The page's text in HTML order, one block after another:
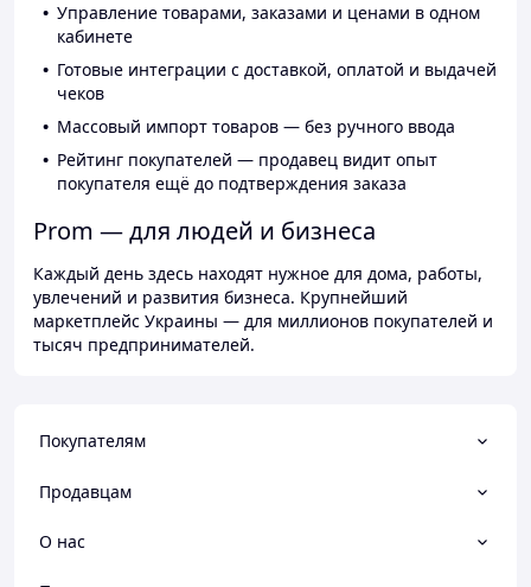
Управление товарами, заказами и ценами в одном
кабинете
Готовые интеграции с доставкой, оплатой и выдачей
чеков
Массовый импорт товаров — без ручного ввода
Рейтинг покупателей — продавец видит опыт
покупателя ещё до подтверждения заказа
Prom — для людей и бизнеса
Каждый день здесь находят нужное для дома, работы,
увлечений и развития бизнеса. Крупнейший
маркетплейс Украины — для миллионов покупателей и
тысяч предпринимателей.
Покупателям
Продавцам
О нас